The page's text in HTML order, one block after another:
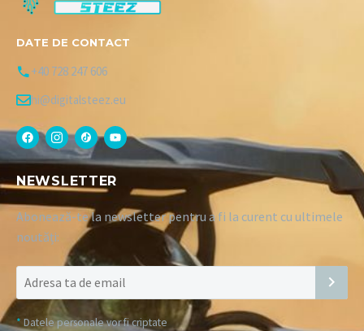
DATE DE CONTACT
+40 728 247 606
hi@digitalsteez.eu
NEWSLETTER
Abonează-te la newsletter pentru a fi la curent cu ultimele
noutăți:
* Datele personale vor fi criptate